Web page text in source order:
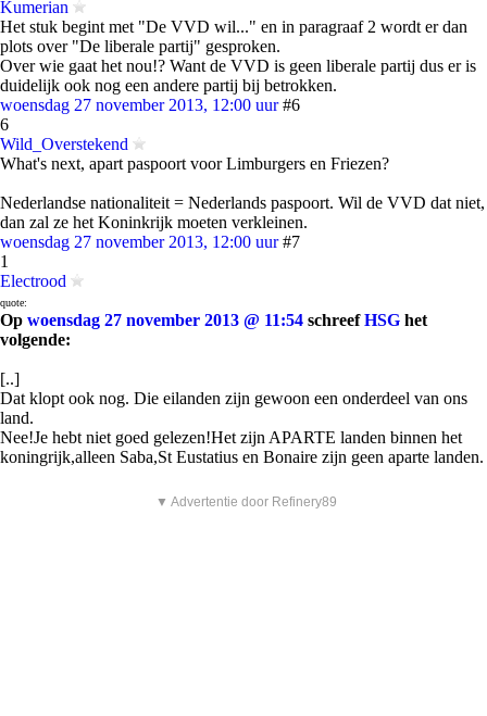
Kumerian
Het stuk begint met "De VVD wil..." en in paragraaf 2 wordt er dan
plots over "De liberale partij" gesproken.
Over wie gaat het nou!? Want de VVD is geen liberale partij dus er is
duidelijk ook nog een andere partij bij betrokken.
woensdag 27 november 2013, 12:00 uur #6
6
Wild_Overstekend
What's next, apart paspoort voor Limburgers en Friezen?
Nederlandse nationaliteit = Nederlands paspoort. Wil de VVD dat niet,
dan zal ze het Koninkrijk moeten verkleinen.
woensdag 27 november 2013, 12:00 uur #7
1
Electrood
quote:
Op woensdag 27 november 2013 @ 11:54 schreefHSG het
volgende:
[..]
Dat klopt ook nog. Die eilanden zijn gewoon een onderdeel van ons
land.
Nee!Je hebt niet goed gelezen!Het zijn APARTE landen binnen het
koningrijk,alleen Saba,St Eustatius en Bonaire zijn geen aparte landen.
▼ Advertentie door Refinery89